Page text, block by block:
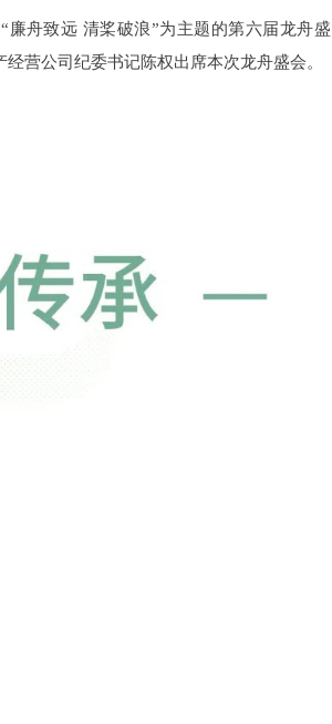
舟致远 清桨破浪”为主题的第六届龙舟盛
营公司纪委书记陈权出席本次龙舟盛会。